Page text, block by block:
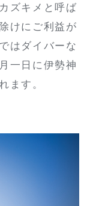
ズキメと呼ば
けにご利益が
はダイバーな
一日に伊勢神
ます。